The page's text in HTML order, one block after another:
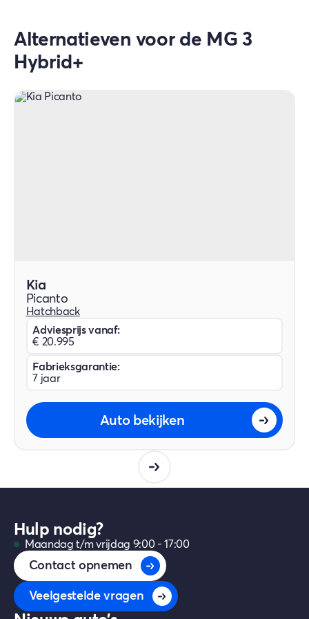
Alternatieven voor de MG 3
Hybrid+
Kia
Picanto
Hatchback
Adviesprijs vanaf:
€ 20.995
Fabrieksgarantie:
7 jaar
Auto bekijken
Hulp nodig?
Maandag t/m vrijdag 9:00 - 17:00
Contact opnemen
Veelgestelde vragen